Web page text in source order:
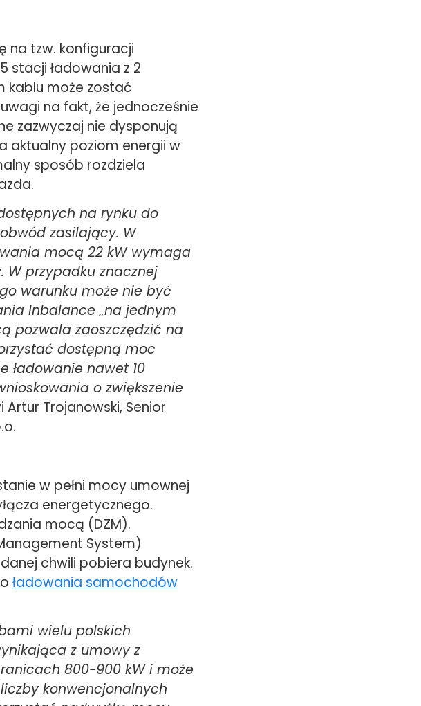
na tzw. konfiguracji
stacji ładowania z 2
kablu może zostać
na fakt, że jednocześnie
zazwyczaj nie dysponują
aktualny poziom energii w
sposób rozdziela
na rynku do
zasilający. W
mocą 22 kW wymaga
W przypadku znacznej
warunku może nie być
Inbalance „na jednym
pozwala zaoszczędzić na
dostępną moc
ładowanie nawet 10
o zwiększenie
Artur Trojanowski, Senior
w pełni mocy umownej
energetycznego.
mocą (DZM).
System)
chwili pobiera budynek.
ładowania samochodów
wielu polskich
z umowy z
800-900 kW i może
konwencjonalnych